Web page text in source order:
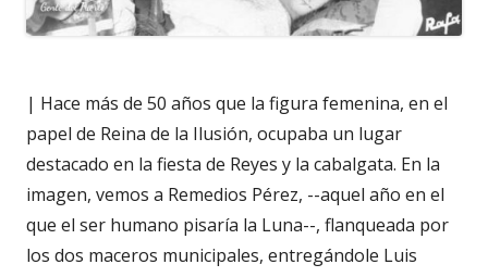
| Hace más de 50 años que la figura femenina, en el
papel de Reina de la Ilusión, ocupaba un lugar
destacado en la fiesta de Reyes y la cabalgata. En la
imagen, vemos a Remedios Pérez, --aquel año en el
que el ser humano pisaría la Luna--, flanqueada por
los dos maceros municipales, entregándole Luis